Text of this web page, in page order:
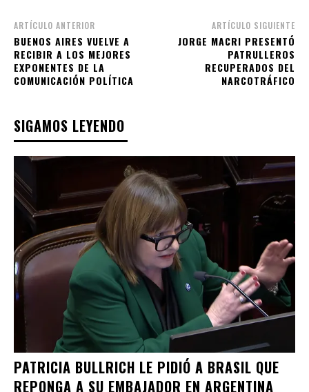
ARTÍCULO ANTERIOR
BUENOS AIRES VUELVE A
RECIBIR A LOS MEJORES
EXPONENTES DE LA
COMUNICACIÓN POLÍTICA
ARTÍCULO SIGUIENTE
JORGE MACRI PRESENTÓ
PATRULLEROS
RECUPERADOS DEL
NARCOTRÁFICO
SIGAMOS LEYENDO
PATRICIA BULLRICH LE PIDIÓ A BRASIL QUE
REPONGA A SU EMBAJADOR EN ARGENTINA